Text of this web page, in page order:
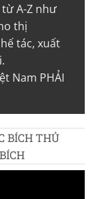
A-Z như
thị
tác, xuất
Nam PHẢI
BÍCH THỦ